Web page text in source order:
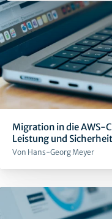
Migration in die AWS-
Leistung und Sicherheit
Von Hans-Georg Meyer